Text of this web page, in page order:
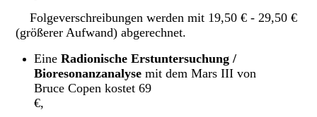
Folgeverschreibungen werden mit 19,50 € - 29,50 €
(größerer Aufwand) abgerechnet.
EineRadionische Erstuntersuchung /
Bioresonanzanalyse mit dem Mars III von
Bruce Copen kostet 69
€,